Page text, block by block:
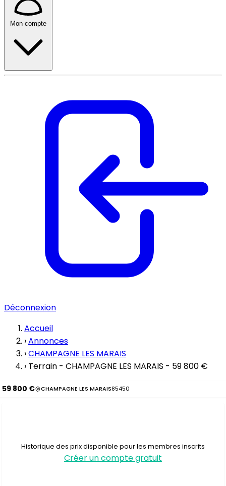
Mon compte
Déconnexion
Accueil
›Annonces
›CHAMPAGNE LES MARAIS
› Terrain - CHAMPAGNE LES MARAIS - 59 800 €
59 800 € CHAMPAGNE LES MARAIS85450
Historique des prix disponible pour les membres inscrits
Créer un compte gratuit